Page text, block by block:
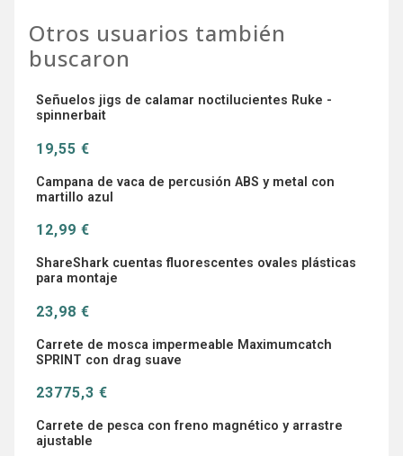
Otros usuarios también
buscaron
Señuelos jigs de calamar noctilucientes Ruke -
spinnerbait
19,55 €
Campana de vaca de percusión ABS y metal con
martillo azul
12,99 €
ShareShark cuentas fluorescentes ovales plásticas
para montaje
23,98 €
Carrete de mosca impermeable Maximumcatch
SPRINT con drag suave
23775,3 €
Carrete de pesca con freno magnético y arrastre
ajustable